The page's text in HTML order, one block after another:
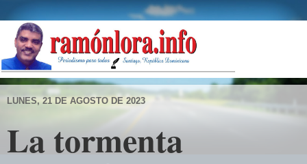
LUNES, 21 DE AGOSTO DE 2023
La tormenta